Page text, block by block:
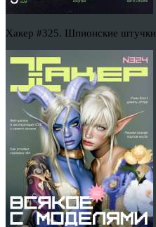
Хакер #325. Шпионские штучки